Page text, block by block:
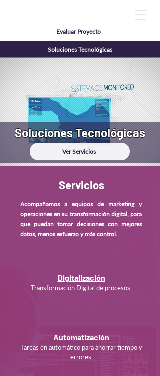
Evaluar Proyecto
Soluciones Tecnológicas
Soluciones Tecnológicas
Ver Servicios
Servicios
Acompañamos a equipos de marketing y
operaciones en su transformación digital, para
que puedan tomar decisiones con mejores
datos, menos esfuerzo y más control.
Digitalización
Transformación Digital de procesos.
Automatización
Tareas en automático para ahorrar tiempo y
errores.